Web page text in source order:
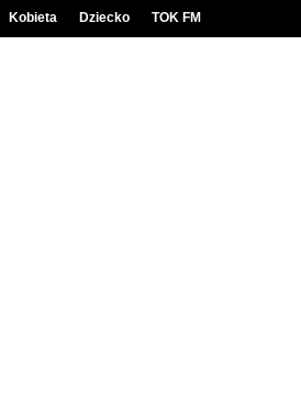
Kobieta Dziecko TOK FM